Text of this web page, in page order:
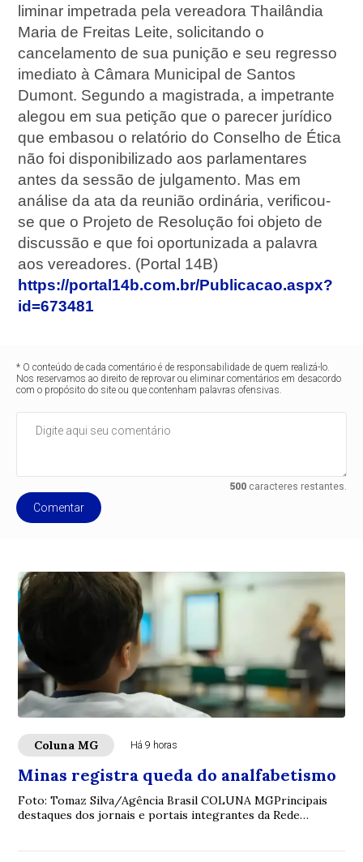
liminar impetrada pela vereadora Thailândia
Maria de Freitas Leite, solicitando o
cancelamento de sua punição e seu regresso
imediato à Câmara Municipal de Santos
Dumont. Segundo a magistrada, a impetrante
alegou em sua petição que o parecer jurídico
que embasou o relatório do Conselho de Ética
não foi disponibilizado aos parlamentares
antes da sessão de julgamento. Mas em
análise da ata da reunião ordinária, verificou-
se que o Projeto de Resolução foi objeto de
discussão e que foi oportunizada a palavra
aos vereadores. (Portal 14B)
https://portal14b.com.br/Publicacao.aspx?
id=673481
* O conteúdo de cada comentário é de responsabilidade de quem realizá-lo.
Nos reservamos ao direito de reprovar ou eliminar comentários em desacordo
com o propósito do site ou que contenham palavras ofensivas.
500caracteres restantes.
Comentar
Coluna MG Há 9 horas
Minas registra queda do analfabetismo
Foto: Tomaz Silva/Agência Brasil COLUNA MGPrincipais
destaques dos jornais e portais integrantes da Rede